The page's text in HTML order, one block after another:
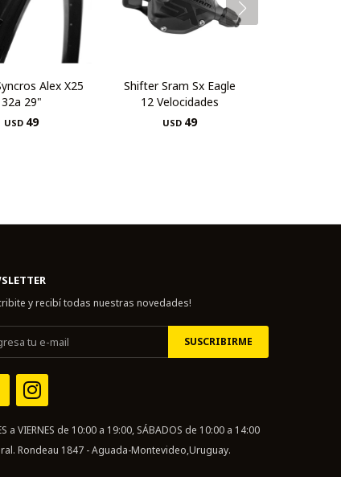
Alex X25
32a 29"
USD 49
Shifter Sram Sx Eagle
12 Velocidades
USD 49
y recibí todas nuestras novedades!
SUSCRIBIRME

a VIERNES de 10:00 a 19:00, SÁBADOS de 10:00 a 14:00
Rondeau 1847 - Aguada-Montevideo,Uruguay.